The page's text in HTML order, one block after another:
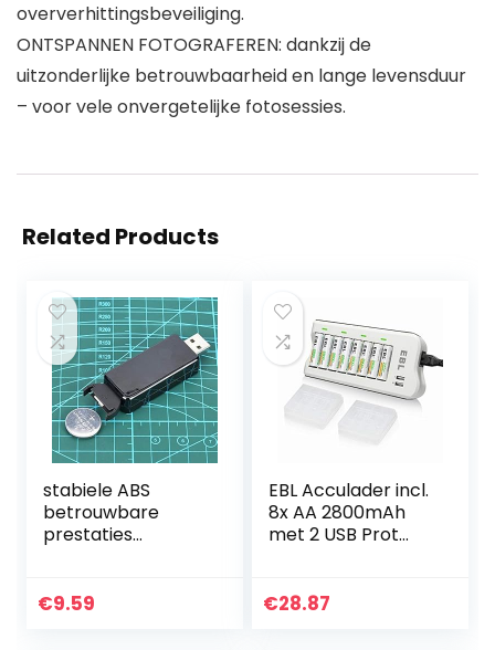
oververhittingsbeveiliging.
ONTSPANNEN FOTOGRAFEREN: dankzij de
uitzonderlijke betrouwbaarheid en lange levensduur
– voor vele onvergetelijke fotosessies.
Related Products
stabiele ABS
betrouwbare
prestaties
Knoopbatterijlader
€9.59
EBL Acculader incl.
8x AA 2800mAh
met 2 USB Prot
accu, universele
€28.87